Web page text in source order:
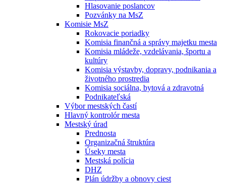
Hlasovanie poslancov
Pozvánky na MsZ
Komisie MsZ
Rokovacie poriadky
Komisia finančná a správy majetku mesta
Komisia mládeže, vzdelávania, športu a
kultúry
Komisia výstavby, dopravy, podnikania a
životného prostredia
Komisia sociálna, bytová a zdravotná
Podnikateľská
Výbor mestských častí
Hlavný kontrolór mesta
Mestský úrad
Prednosta
Organizačná štruktúra
Úseky mesta
Mestská polícia
DHZ
Plán údržby a obnovy ciest